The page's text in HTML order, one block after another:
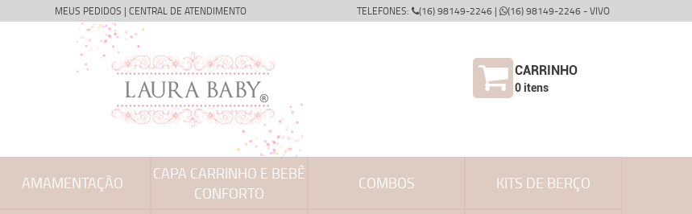
MEUS PEDIDOS | CENTRAL DE ATENDIMENTO TELEFONES: (16) 98149-2246 | (16) 98149-2246 - VIVO
CARRINHO
0itens
AMAMENTAÇÃO
CAPA CARRINHO E BEBÊ
CONFORTO
COMBOS KITS DE BERÇO